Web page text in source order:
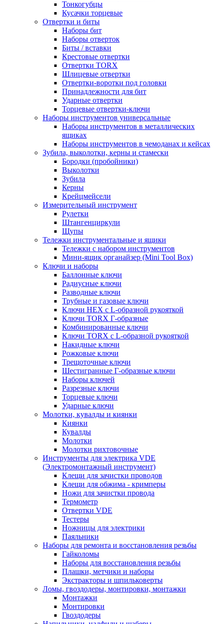
Тонкогубцы
Кусачки торцевые
Отвертки и биты
Наборы бит
Наборы отверток
Биты / вставки
Крестовые отвертки
Отвертки TORX
Шлицевые отвертки
Отвертки-воротки под головки
Принадлежности для бит
Ударные отвертки
Торцевые отвертки-ключи
Наборы инструментов универсальные
Наборы инструментов в металлических
ящиках
Наборы инструментов в чемоданах и кейсах
Зубила, выколотки, керны и стамески
Бородки (пробойники)
Выколотки
Зубила
Керны
Крейцмейсели
Измерительный инструмент
Рулетки
Штангенциркули
Щупы
Тележки инструментальные и ящики
Тележки с набором инструментов
Мини-ящик органайзер (Mini Tool Box)
Ключи и наборы
Баллонные ключи
Радиусные ключи
Разводные ключи
Трубные и газовые ключи
Ключи HEX с L-образной рукояткой
Ключи TORX Г-образные
Комбинированные ключи
Ключи TORX с L-образной рукояткой
Накидные ключи
Рожковые ключи
Трещоточные ключи
Шестигранные Г-образные ключи
Наборы ключей
Разрезные ключи
Торцевые ключи
Ударные ключи
Молотки, кувалды и киянки
Киянки
Кувалды
Молотки
Молотки рихтовочные
Инструменты для электрика VDE
(Электромонтажный инструмент)
Клещи для зачистки проводов
Клещи для обжима - кримперы
Ножи для зачистки провода
Термометр
Отвертки VDE
Тестеры
Ножницы для электрики
Паяльники
Наборы для ремонта и восстановления резьбы
Гайколомы
Наборы для восстановления резьбы
Плашки, метчики и наборы
Экстракторы и шпильковерты
Ломы, гвоздодеры, монтировки, монтажки
Монтажки
Монтировки
Гвоздодеры